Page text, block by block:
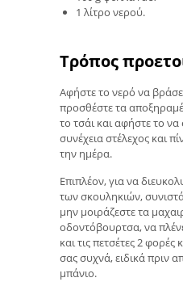
1 λίτρο νερού.
Τρόπος
Αφήστε το νερό να
προσθέστε τα
το τσάι και αφήστε το να
συνέχεια στέλεχος και
την ημέρα.
Επιπλέον, για να
των σκουληκιών,
μην μοιράζεστε τα
οδοντόβουρτσα, να
και τις πετσέτες 2 φορές
σας συχνά, ειδικά πριν
μπάνιο.